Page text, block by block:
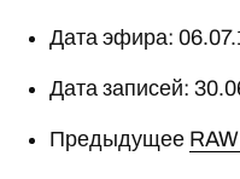
Дата эфира:
Дата записей:
Предыдущее